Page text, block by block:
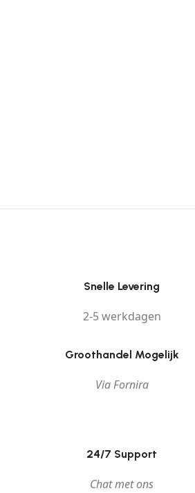
Snelle Levering
2-5 werkdagen
Groothandel Mogelijk
Via Fornira
24/7 Support
Chat met ons